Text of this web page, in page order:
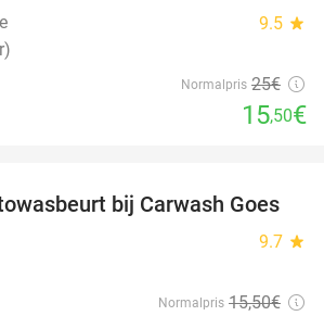
9.5 star
Normalpris 25€
15,50€
36%
bij Carwash Goes
9.7 star
Normalpris 15,50€